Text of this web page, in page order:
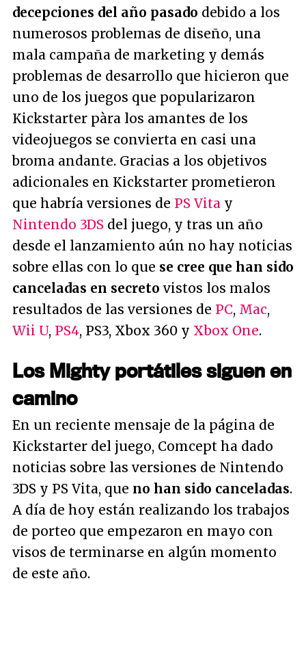
decepciones del año pasado debido a los
numerosos problemas de diseño, una
mala campaña de marketing y demás
problemas de desarrollo que hicieron que
uno de los juegos que popularizaron
Kickstarter pàra los amantes de los
videojuegos se convierta en casi una
broma andante. Gracias a los objetivos
adicionales en Kickstarter prometieron
que habría versiones de PS Vita y
Nintendo 3DS del juego, y tras un año
desde el lanzamiento aún no hay noticias
sobre ellas con lo que se cree que han sido
canceladas en secreto vistos los malos
resultados de las versiones de PC, Mac,
Wii U, PS4, PS3, Xbox 360 y Xbox One.
Los Mighty portátiles siguen en
camino
En un reciente mensaje de la página de
Kickstarter del juego, Comcept ha dado
noticias sobre las versiones de Nintendo
3DS y PS Vita, que no han sido canceladas.
A día de hoy están realizando los trabajos
de porteo que empezaron en mayo con
visos de terminarse en algún momento
de este año.